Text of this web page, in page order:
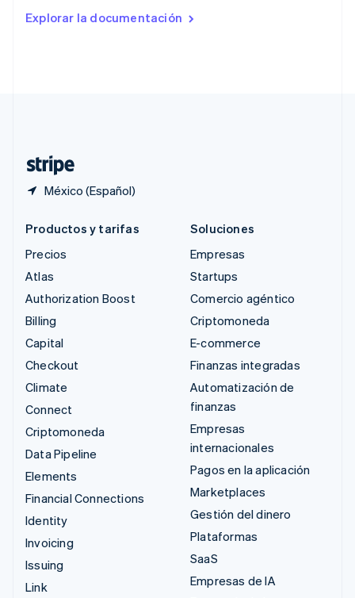
Explorar la documentación
México (Español)
English
Productos y tarifas
Precios
Atlas
Authorization Boost
Billing
Capital
Checkout
Climate
Connect
Criptomoneda
Data Pipeline
Elements
Financial Connections
Identity
Invoicing
Issuing
Link
Soluciones
Empresas
Startups
Comercio agéntico
Criptomoneda
E-commerce
Finanzas integradas
Automatización de
finanzas
Empresas
internacionales
Pagos en la aplicación
Marketplaces
Gestión del dinero
Plataformas
SaaS
Empresas de IA